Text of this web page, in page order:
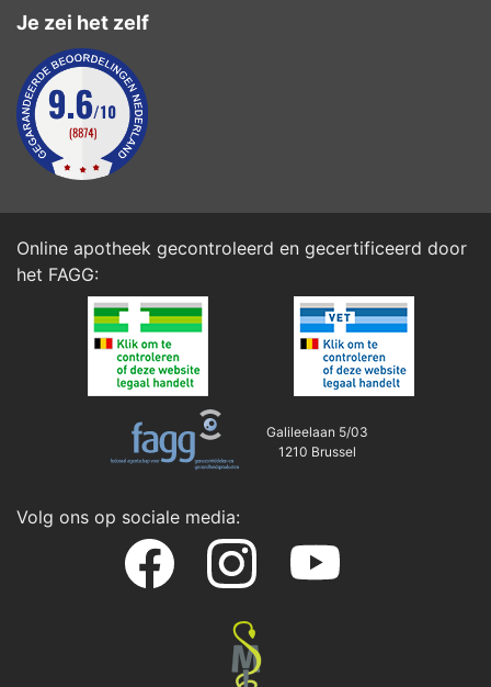
Je zei het zelf
Online apotheek gecontroleerd en gecertificeerd door
het FAGG:
Galileelaan 5/03
1210 Brussel
Volg ons op sociale media: